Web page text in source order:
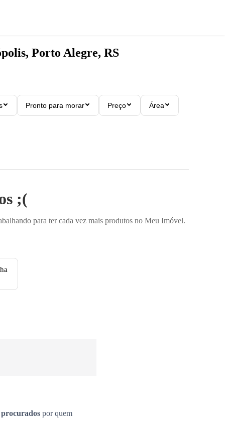
Porto Alegre, RS
Pronto para morar Preço Área
;(
para ter cada vez mais produtos no Meu Imóvel.
procurados por quem